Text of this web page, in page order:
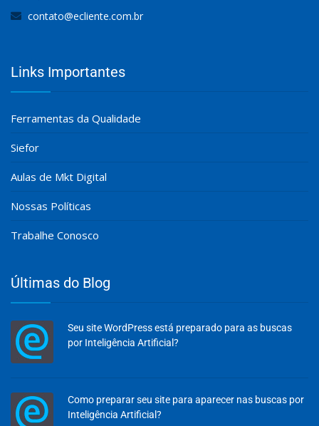
contato@ecliente.com.br
Links Importantes
Ferramentas da Qualidade
Siefor
Aulas de Mkt Digital
Nossas Políticas
Trabalhe Conosco
Últimas do Blog
Seu site WordPress está preparado para as buscas
por Inteligência Artificial?
Como preparar seu site para aparecer nas buscas por
Inteligência Artificial?